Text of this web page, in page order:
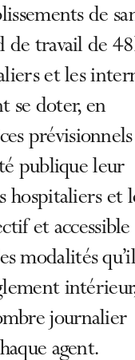
de
de travail de
et les
se doter, en
publique leur
hospitaliers et
et accessible
modalités
journalier
agent.